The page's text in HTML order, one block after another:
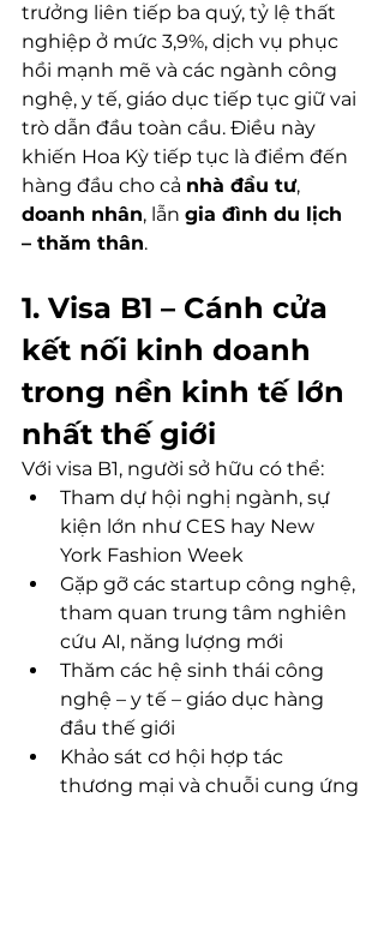
trưởng liên tiếp ba quý, tỷ lệ thất
nghiệp ở mức 3,9%, dịch vụ phục
hồi mạnh mẽ và các ngành công
nghệ, y tế, giáo dục tiếp tục giữ vai
trò dẫn đầu toàn cầu. Điều này
khiến Hoa Kỳ tiếp tục là điểm đến
hàng đầu cho cả nhà đầu tư,
doanh nhân, lẫn gia đình du lịch
– thăm thân.
1. Visa B1 – Cánh cửa
kết nối kinh doanh
trong nền kinh tế lớn
nhất thế giới
Với visa B1, người sở hữu có thể:
Tham dự hội nghị ngành, sự
kiện lớn như CES hay New
York Fashion Week
Gặp gỡ các startup công nghệ,
tham quan trung tâm nghiên
cứu AI, năng lượng mới
Thăm các hệ sinh thái công
nghệ – y tế – giáo dục hàng
đầu thế giới
Khảo sát cơ hội hợp tác
thương mại và chuỗi cung ứng